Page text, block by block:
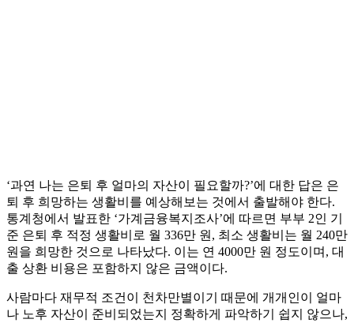
‘과연 나는 은퇴 후 얼마의 자산이 필요할까?’에 대한 답은 은
퇴 후 희망하는 생활비를 예상해보는 것에서 출발해야 한다.
통계청에서 발표한 ‘가계금융복지조사’에 따르면 부부 2인 기
준 은퇴 후 적정 생활비로 월 336만 원, 최소 생활비는 월 240만
원을 희망한 것으로 나타났다. 이는 연 4000만 원 정도이며, 대
출 상환 비용은 포함하지 않은 금액이다.
사람마다 재무적 조건이 천차만별이기 때문에 개개인이 얼마
나 노후 자산이 준비되었는지 정확하게 파악하기 쉽지 않으나,